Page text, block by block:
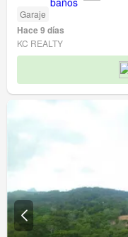
Garaje
Hace 9 días
KC REALTY